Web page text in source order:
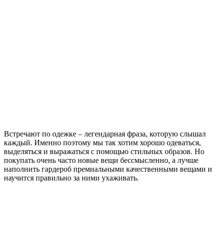
Встречают по одежке – легендарная фраза, которую слышал
каждый. Именно поэтому мы так хотим хорошо одеваться,
выделяться и выражаться с помощью стильных образов. Но
покупать очень часто новые вещи бессмысленно, а лучше
наполнить гардероб премиальными качественными вещами и
научится правильно за ними ухаживать.